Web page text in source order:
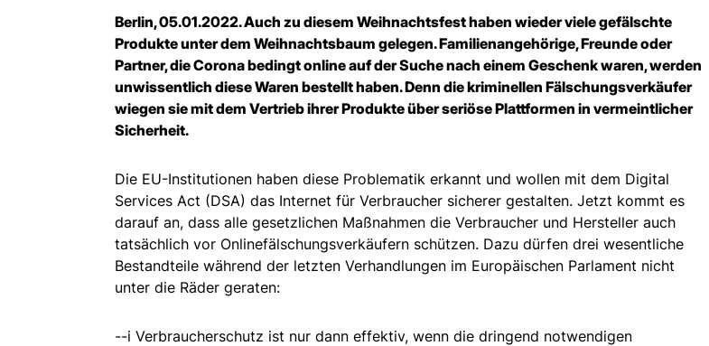
Berlin, 05.01.2022. Auch zu diesem Weihnachtsfest haben wieder viele gefälschte
Produkte unter dem Weihnachtsbaum gelegen. Familienangehörige, Freunde oder
Partner, die Corona bedingt online auf der Suche nach einem Geschenk waren, werden
unwissentlich diese Waren bestellt haben. Denn die kriminellen Fälschungsverkäufer
wiegen sie mit dem Vertrieb ihrer Produkte über seriöse Plattformen in vermeintlicher
Sicherheit.
Die EU-Institutionen haben diese Problematik erkannt und wollen mit dem Digital
Services Act (DSA) das Internet für Verbraucher sicherer gestalten. Jetzt kommt es
darauf an, dass alle gesetzlichen Maßnahmen die Verbraucher und Hersteller auch
tatsächlich vor Onlinefälschungsverkäufern schützen. Dazu dürfen drei wesentliche
Bestandteile während der letzten Verhandlungen im Europäischen Parlament nicht
unter die Räder geraten:
--i Verbraucherschutz ist nur dann effektiv, wenn die dringend notwendigen